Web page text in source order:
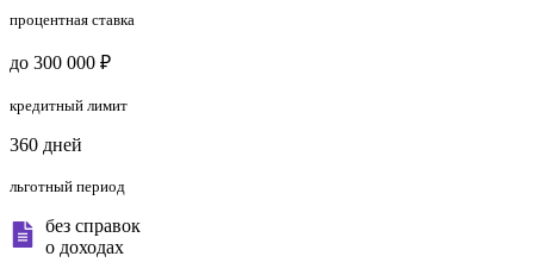
процентная ставка
до 300 000 ₽
кредитный лимит
360 дней
льготный период
без справок
о доходах